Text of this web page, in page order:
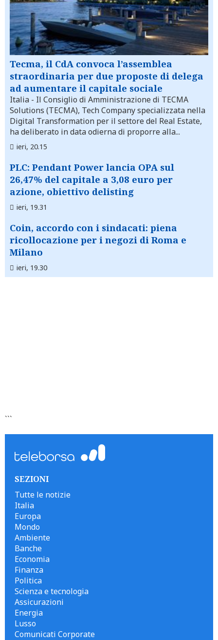
Tecma, il CdA convoca l’assemblea
straordinaria per due proposte di delega
ad aumentare il capitale sociale
Italia - Il Consiglio di Amministrazione di TECMA
Solutions (TECMA), Tech Company specializzata nella
Digital Transformation per il settore del Real Estate,
ha deliberato in data odierna di proporre alla...
ieri, 20.15
PLC: Pendant Power lancia OPA sul
26,47% del capitale a 3,08 euro per
azione, obiettivo delisting
ieri, 19.31
Coin, accordo con i sindacati: piena
ricollocazione per i negozi di Roma e
Milano
ieri, 19.30
```
SEZIONI
Tutte le notizie
Italia
Europa
Mondo
Ambiente
Banche
Economia
Finanza
Politica
Scienza e tecnologia
Assicurazioni
Energia
Lusso
Comunicati Corporate